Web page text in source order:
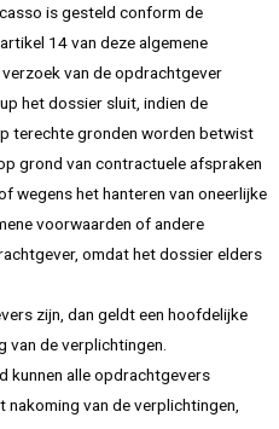
is gesteld conform de
14 van deze algemene
van de opdrachtgever
het dossier sluit, indien de
terechte gronden worden betwist
grond van contractuele afspraken
wegens het hanteren van oneerlijke
voorwaarden of andere
omdat het dossier elders
zijn, dan geldt een hoofdelijke
van de verplichtingen.
kunnen alle opdrachtgevers
van de verplichtingen,